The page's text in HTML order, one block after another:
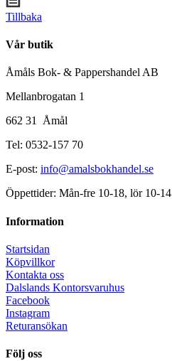
Tillbaka
Vår butik
Åmåls Bok- & Pappershandel AB
Mellanbrogatan 1
662 31 Åmål
Tel: 0532-157 70
E-post: info@amalsbokhandel.se
Öppettider: Mån-fre 10-18, lör 10-14
Information
Startsidan
Köpvillkor
Kontakta oss
Dalslands Kontorsvaruhus
Facebook
Instagram
Returansökan
Följ oss